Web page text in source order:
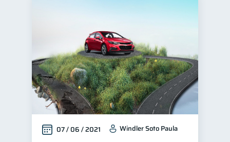
07 / 06 / 2021 Windler Soto Paula